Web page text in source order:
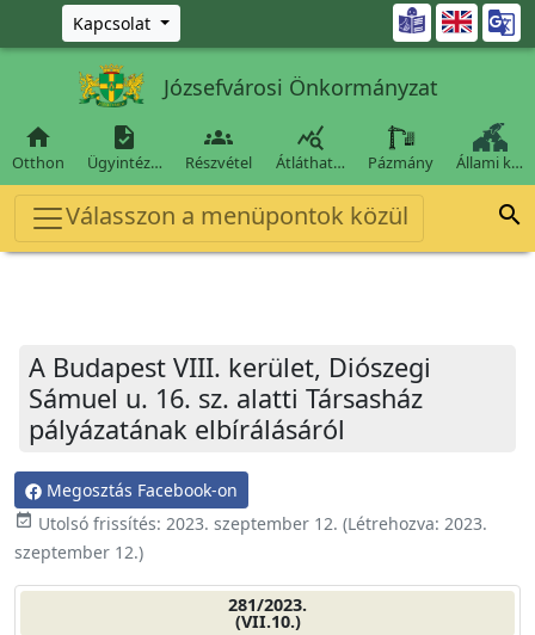
Ugrás a fő tartalomra
Kapcsolat 
Józsefvárosi Önkormányzat

Otthon

Ügyintéz…

Részvétel

Átláthat… Pázmány Állami k…
Válasszon a menüpontok közül 
A Budapest VIII. kerület, Diószegi
Sámuel u. 16. sz. alatti Társasház
pályázatának elbírálásáról
Megosztás Facebook-on
event_available Utolsó frissítés: 2023. szeptember 12. (Létrehozva: 2023.
szeptember 12.)
281/2023.
(VII.10.)